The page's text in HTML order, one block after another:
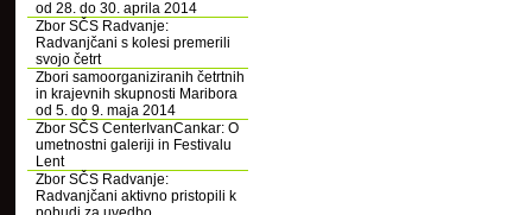
od 28. do 30. aprila 2014
Zbor SČS Radvanje:
Radvanjčani s kolesi premerili
svojo četrt
Zbori samoorganiziranih četrtnih
in krajevnih skupnosti Maribora
od 5. do 9. maja 2014
Zbor SČS CenterIvanCankar: O
umetnostni galeriji in Festivalu
Lent
Zbor SČS Radvanje:
Radvanjčani aktivno pristopili k